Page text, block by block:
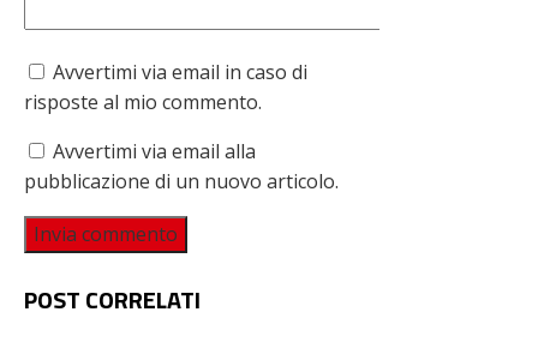
Avvertimi via email in caso di
risposte al mio commento.
Avvertimi via email alla
pubblicazione di un nuovo articolo.
POST CORRELATI